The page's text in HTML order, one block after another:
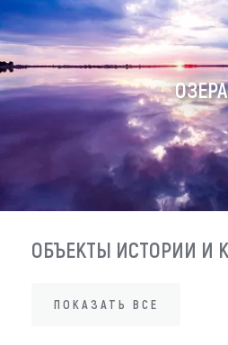
ОЗЕРА
ОБЪЕКТЫ ИСТОРИИ И
ПОКАЗАТЬ ВСЕ